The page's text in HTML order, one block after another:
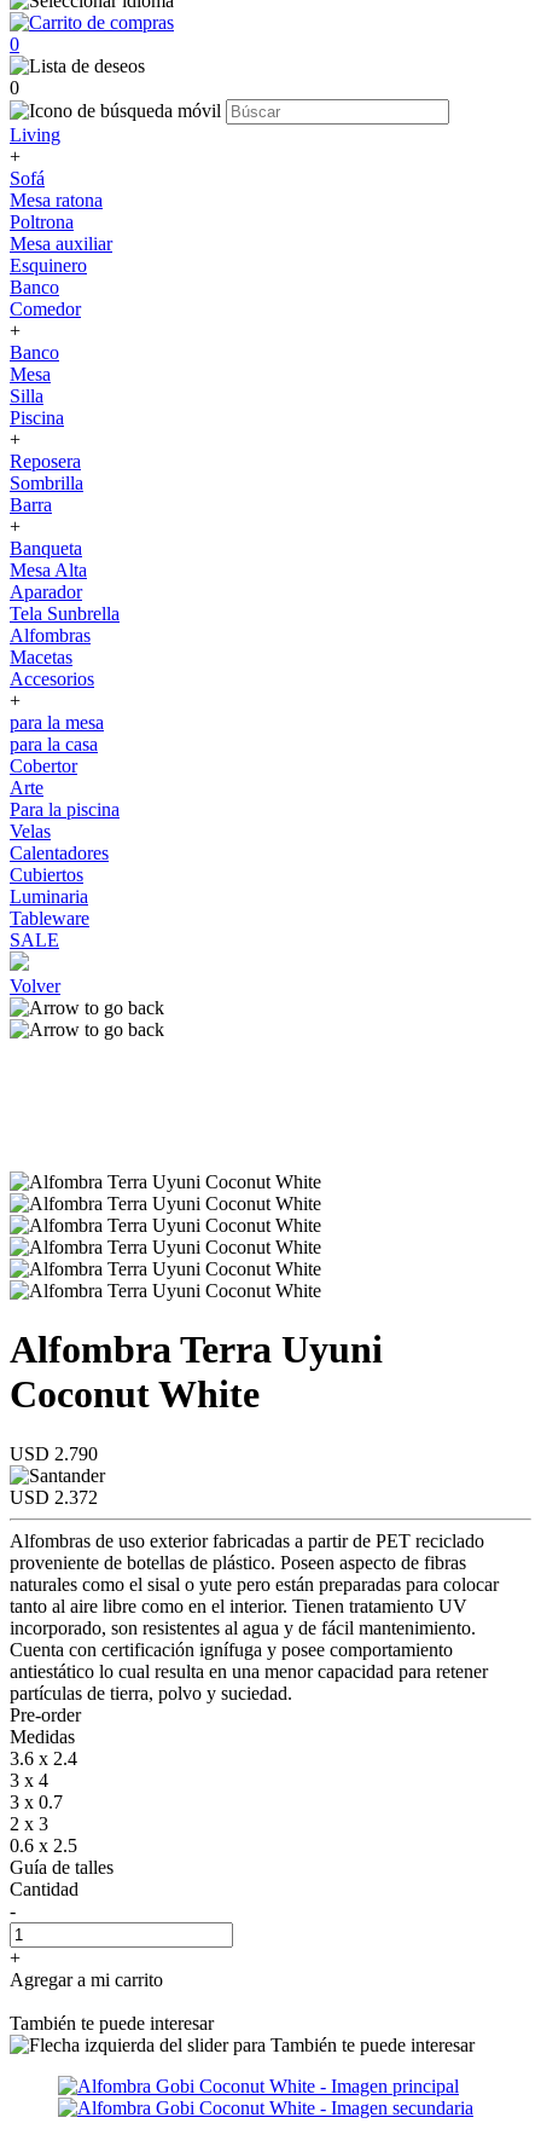
0
0
Living
+
Sofá
Mesa ratona
Poltrona
Mesa auxiliar
Esquinero
Banco
Comedor
+
Banco
Mesa
Silla
Piscina
+
Reposera
Sombrilla
Barra
+
Banqueta
Mesa Alta
Aparador
Tela Sunbrella
Alfombras
Macetas
Accesorios
+
para la mesa
para la casa
Cobertor
Arte
Para la piscina
Velas
Calentadores
Cubiertos
Luminaria
Tableware
SALE
Volver
Alfombra Terra Uyuni
Coconut White
USD 2.790
USD 2.372
Alfombras de uso exterior fabricadas a partir de PET reciclado
proveniente de botellas de plástico. Poseen aspecto de fibras
naturales como el sisal o yute pero están preparadas para colocar
tanto al aire libre como en el interior. Tienen tratamiento UV
incorporado, son resistentes al agua y de fácil mantenimiento.
Cuenta con certificación ignífuga y posee comportamiento
antiestático lo cual resulta en una menor capacidad para retener
partículas de tierra, polvo y suciedad.
Pre-order
Medidas
3.6 x 2.4
3 x 4
3 x 0.7
2 x 3
0.6 x 2.5
Guía de talles
Cantidad
-
+
Agregar a mi carrito
También te puede interesar